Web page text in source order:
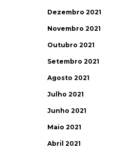
Dezembro 2021
Novembro 2021
Outubro 2021
Setembro 2021
Agosto 2021
Julho 2021
Junho 2021
Maio 2021
Abril 2021